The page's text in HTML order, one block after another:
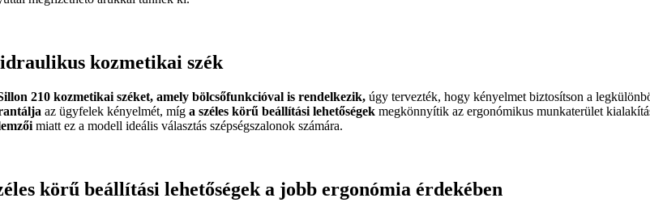
kozmetikai szék
210 kozmetikai széket, amely bölcsőfunkcióval is rendelkezik, úgy tervezték, hogy kényelmet biztosítson a
az ügyfelek kényelmét, míga széles körű beállítási lehetőségek megkönnyítik az ergonómikus munkaterület
miatt ez a modell ideális választás szépségszalonok számára.
körű beállítási lehetőségek a jobb ergonómia érdekében